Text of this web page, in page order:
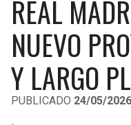
LIGA DE EXPANSIÓN MX
LEAGUES CUP
UEFA EUROPA LEAGUE
UEFA CONFERENCE
MLS
COPA LIBERTADORES
RAIDERS
CHARGERS
RAVENS
CAVALIERS
PISTONS
PACERS
REAL
NUEVO
Y LARGO
PUBLICADO 24/05/2026